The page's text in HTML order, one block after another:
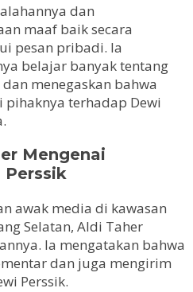
dan
maaf baik secara
pesan pribadi. Ia
belajar banyak tentang
menegaskan bahwa
terhadap Dewi
Mengenai
Perssik
awak media di kawasan
Selatan, Aldi Taher
Ia mengatakan bahwa
dan juga mengirim
Perssik.